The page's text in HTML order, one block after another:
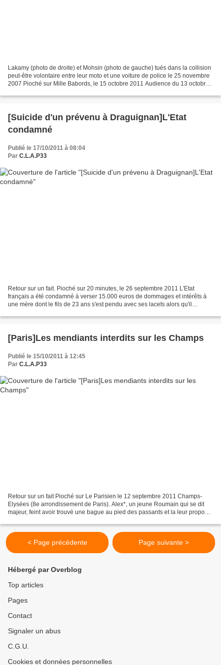
Lakamy (photo de droite) et Mohsin (photo de gauche) tués dans la collision
peut-être volontaire entre leur moto et une voiture de police le 25 novembre
2007 Pioché sur Mille Babords, le 15 octobre 2011 Audience du 13 octobre
[Suicide d'un prévenu à Draguignan]L'Etat
condamné
Publié le 17/10/2011 à 08:04
Par C.L.A.P33
Retour sur un fait. Pioché sur 20 minutes, le 26 septembre 2011 L'Etat
français a été condamné à verser 15.000 euros de dommages et intérêts à
une mère dont le fils de 23 ans s'est pendu avec ses lacets alors qu'il
[Paris]Les mendiants interdits sur les Champs
Publié le 15/10/2011 à 12:45
Par C.L.A.P33
Retour sur un fait Pioché sur Le Parisien le 12 septembre 2011 Champs-
Elysées (8e arrondissement de Paris). Alex*, un jeune Roumain qui se dit
majeur, feint avoir trouvé une bague au pied des passants et la leur propose
< Page précédente Page suivante >
Hébergé par Overblog
Top articles
Pages
Contact
Signaler un abus
C.G.U.
Cookies et données personnelles